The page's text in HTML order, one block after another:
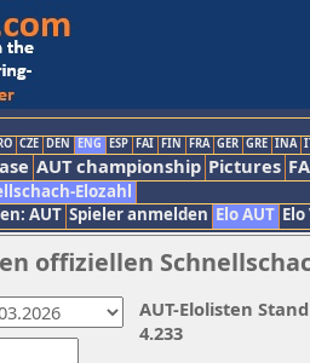
CZE DEN ENG ESP FAI FIN FRA GER GRE INA
AUT championship Pictures
Elozahl
AUT Spieler anmelden Elo AUT
offiziellen
AUT-Elolisten
4.233